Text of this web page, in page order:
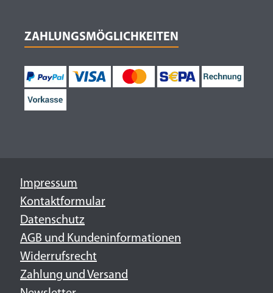
ZAHLUNGSMÖGLICHKEITEN
Impressum
Kontaktformular
Datenschutz
AGB und Kundeninformationen
Widerrufsrecht
Zahlung und Versand